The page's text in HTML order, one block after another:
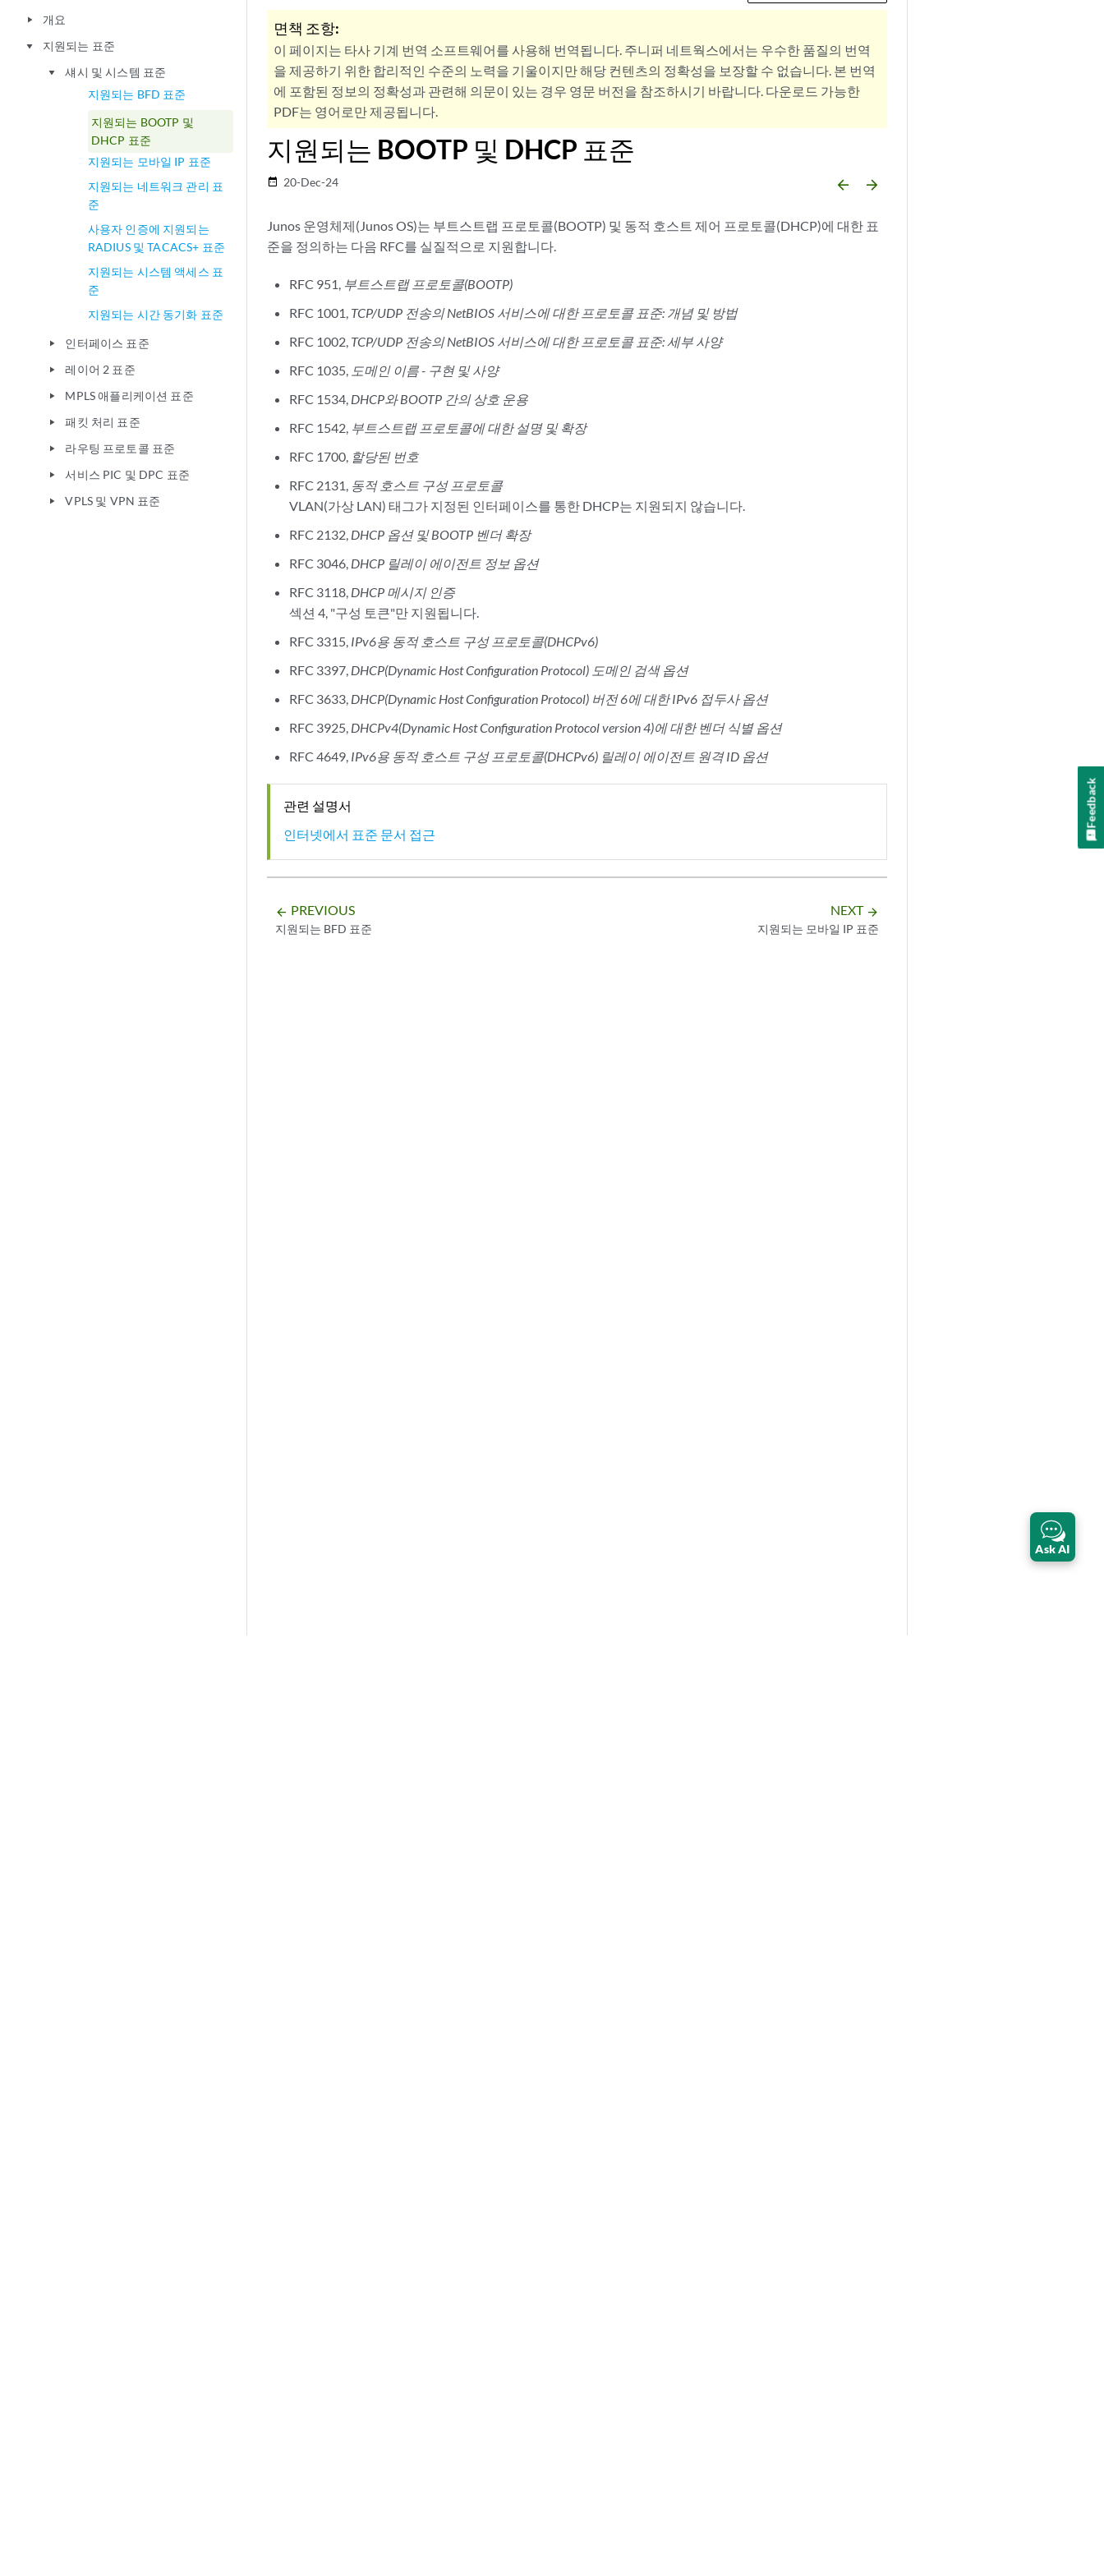
play_arrow 개요
play_arrow 지원되는 표준
play_arrow
섀시 및 시스템 표준
지원되는 BFD 표준
지원되는 BOOTP 및
DHCP 표준
지원되는 모바일 IP 표준
지원되는 네트워크 관리 표
준
사용자 인증에 지원되는
RADIUS 및 TACACS+ 표준
지원되는 시스템 액세스 표
준
지원되는 시간 동기화 표준
play_arrow 인터페이스 표준
play_arrow 레이어 2 표준
play_arrow MPLS 애플리케이션 표준
play_arrow 패킷 처리 표준
play_arrow 라우팅 프로토콜 표준
play_arrow 서비스 PIC 및 DPC 표준
play_arrow VPLS 및 VPN 표준
면책 조항:
이 페이지는 타사 기계 번역 소프트웨어를 사용해 번역됩니다. 주니퍼 네트웍스에서는 우수한 품질의 번역
을 제공하기 위한 합리적인 수준의 노력을 기울이지만 해당 컨텐츠의 정확성을 보장할 수 없습니다. 본 번역
에 포함된 정보의 정확성과 관련해 의문이 있는 경우 영문 버전을 참조하시기 바랍니다. 다운로드 가능한
PDF는 영어로만 제공됩니다.
지원되는 BOOTP 및 DHCP 표준
date_range 20-Dec-24 arrow_backward arrow_forward
Junos 운영체제(Junos OS)는 부트스트랩 프로토콜(BOOTP) 및 동적 호스트 제어 프로토콜(DHCP)에 대한 표
준을 정의하는 다음 RFC를 실질적으로 지원합니다.
RFC 951, 부트스트랩 프로토콜(BOOTP)
RFC 1001, TCP/UDP 전송의 NetBIOS 서비스에 대한 프로토콜 표준: 개념 및 방법
RFC 1002, TCP/UDP 전송의 NetBIOS 서비스에 대한 프로토콜 표준: 세부 사양
RFC 1035, 도메인 이름 - 구현 및 사양
RFC 1534, DHCP와 BOOTP 간의 상호 운용
RFC 1542, 부트스트랩 프로토콜에 대한 설명 및 확장
RFC 1700, 할당된 번호
RFC 2131, 동적 호스트 구성 프로토콜
VLAN(가상 LAN) 태그가 지정된 인터페이스를 통한 DHCP는 지원되지 않습니다.
RFC 2132, DHCP 옵션 및 BOOTP 벤더 확장
RFC 3046, DHCP 릴레이 에이전트 정보 옵션
RFC 3118, DHCP 메시지 인증
섹션 4, "구성 토큰"만 지원됩니다.
RFC 3315, IPv6용 동적 호스트 구성 프로토콜(DHCPv6)
RFC 3397, DHCP(Dynamic Host Configuration Protocol) 도메인 검색 옵션
RFC 3633, DHCP(Dynamic Host Configuration Protocol) 버전 6에 대한 IPv6 접두사 옵션
RFC 3925, DHCPv4(Dynamic Host Configuration Protocol version 4)에 대한 벤더 식별 옵션
RFC 4649, IPv6용 동적 호스트 구성 프로토콜(DHCPv6) 릴레이 에이전트 원격 ID 옵션
관련 설명서
인터넷에서 표준 문서 접근
arrow_backward PREVIOUS
지원되는 BFD 표준
NEXT arrow_forward
지원되는 모바일 IP 표준
Ask AI
Feedback